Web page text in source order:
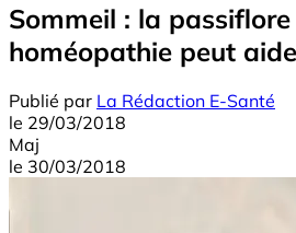
Sommeil : la passiflore
homéopathie peut
Publié par La Rédaction E-Santé
le 29/03/2018
Maj
le 30/03/2018